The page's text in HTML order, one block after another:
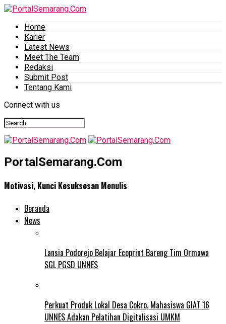
Home
Karier
Latest News
Meet The Team
Redaksi
Submit Post
Tentang Kami
Connect with us
PortalSemarang.Com
Motivasi, Kunci Kesuksesan Menulis
Beranda
News
Lansia Podorejo Belajar Ecoprint Bareng Tim Ormawa
SGL PGSD UNNES
Perkuat Produk Lokal Desa Cokro, Mahasiswa GIAT 16
UNNES Adakan Pelatihan Digitalisasi UMKM